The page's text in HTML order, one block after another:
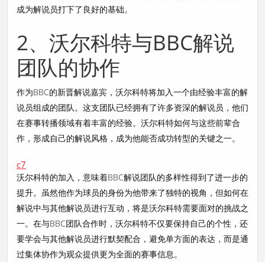
成为解说员打下了良好的基础。
2、沃尔科特与BBC解说
团队的协作
作为BBC的新晋解说嘉宾，沃尔科特将加入一个由经验丰富的解
说员组成的团队。这支团队已经拥有了许多资深的解说员，他们
在赛事转播领域有着丰富的经验。沃尔科特如何与这些前辈合
作，形成自己的解说风格，成为他能否成功转型的关键之一。
c7
沃尔科特的加入，意味着BBC解说团队的多样性得到了进一步的
提升。虽然他作为球员的身份为他带来了独特的视角，但如何在
解说中与其他解说员进行互动，将是沃尔科特需要面对的挑战之
一。在与BBC团队合作时，沃尔科特不仅要保持自己的个性，还
要学会与其他解说员进行默契配合，避免单方面的表达，而是通
过集体协作为观众提供更为全面的赛事信息。